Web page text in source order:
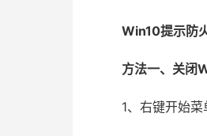
Win10提示防火
方法一、关闭
1、右键开始菜